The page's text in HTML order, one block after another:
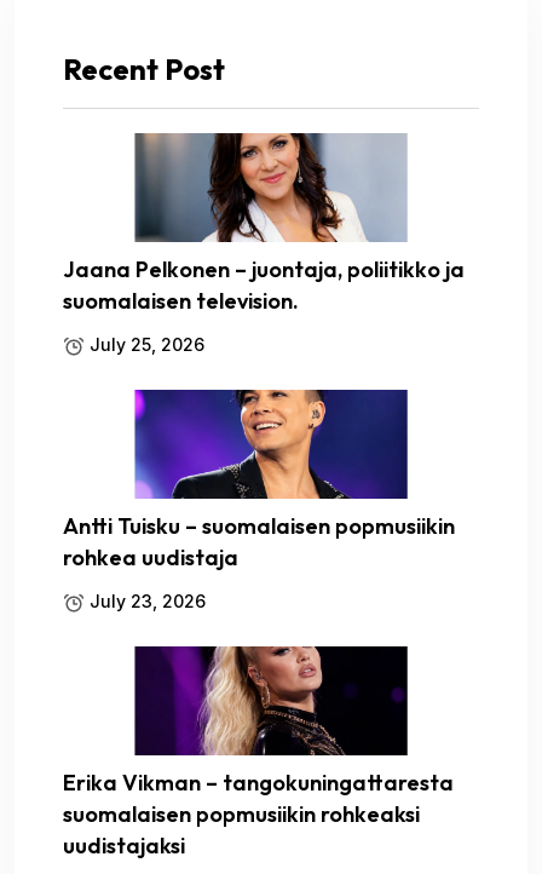
Recent Post
Jaana Pelkonen – juontaja, poliitikko ja
suomalaisen television.
July 25, 2026
Antti Tuisku – suomalaisen popmusiikin
rohkea uudistaja
July 23, 2026
Erika Vikman – tangokuningattaresta
suomalaisen popmusiikin rohkeaksi
uudistajaksi